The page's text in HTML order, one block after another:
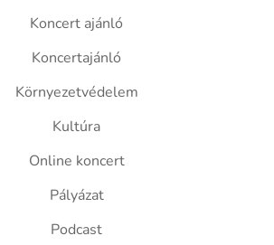
Koncert ajánló
Koncertajánló
Környezetvédelem
Kultúra
Online koncert
Pályázat
Podcast